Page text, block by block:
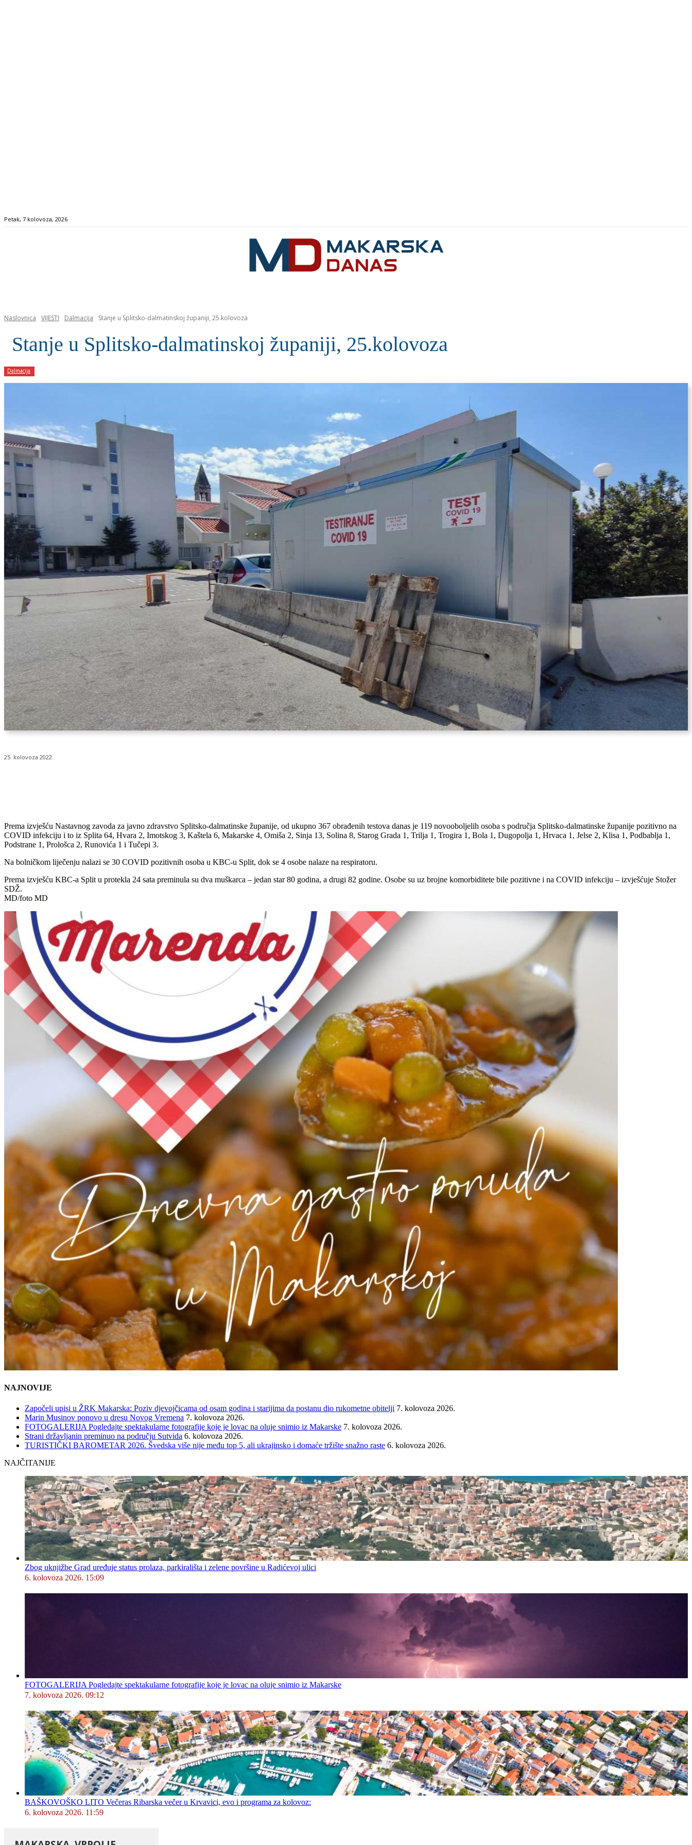
Petak, 7 kolovoza, 2026
Naslovnica VIJESTI Dalmacija Stanje u Splitsko-dalmatinskoj županiji, 25.kolovoza
Stanje u Splitsko-dalmatinskoj županiji, 25.kolovoza
Dalmacija
25. kolovoza 2022.
Prema izvješću Nastavnog zavoda za javno zdravstvo Splitsko-dalmatinske županije, od ukupno 367 obrađenih testova danas je 119 novooboljelih osoba s područja Splitsko-dalmatinske županije pozitivno na
COVID infekciju i to iz Splita 64, Hvara 2, Imotskog 3, Kaštela 6, Makarske 4, Omiša 2, Sinja 13, Solina 8, Starog Grada 1, Trilja 1, Trogira 1, Bola 1, Dugopolja 1, Hrvaca 1, Jelse 2, Klisa 1, Podbablja 1,
Podstrane 1, Prološca 2, Runovića 1 i Tučepi 3.
Na bolničkom liječenju nalazi se 30 COVID pozitivnih osoba u KBC-u Split, dok se 4 osobe nalaze na respiratoru.
Prema izvješću KBC-a Split u protekla 24 sata preminula su dva muškarca – jedan star 80 godina, a drugi 82 godine. Osobe su uz brojne komorbiditete bile pozitivne i na COVID infekciju – izvješćuje Stožer
SDŽ.
MD/foto MD
NAJNOVIJE
Započeli upisi u ŽRK Makarska: Poziv djevojčicama od osam godina i starijima da postanu dio rukometne obitelji 7. kolovoza 2026.
Marin Musinov ponovo u dresu Novog Vremena 7. kolovoza 2026.
FOTOGALERIJA Pogledajte spektakularne fotografije koje je lovac na oluje snimio iz Makarske 7. kolovoza 2026.
Strani državljanin preminuo na području Sutvida 6. kolovoza 2026.
TURISTIČKI BAROMETAR 2026. Švedska više nije među top 5, ali ukrajinsko i domaće tržište snažno raste 6. kolovoza 2026.
NAJČITANIJE
Zbog uknjižbe Grad uređuje status prolaza, parkirališta i zelene površine u Radićevoj ulici
6. kolovoza 2026. 15:09
FOTOGALERIJA Pogledajte spektakularne fotografije koje je lovac na oluje snimio iz Makarske
7. kolovoza 2026. 09:12
BAŠKOVOŠKO LITO Večeras Ribarska večer u Krvavici, evo i programa za kolovoz:
6. kolovoza 2026. 11:59